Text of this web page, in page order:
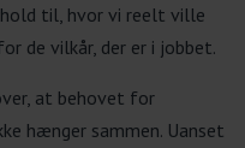
til, hvor vi reelt ville
de vilkår, der er i jobbet.
at behovet for
hænger sammen. Uanset